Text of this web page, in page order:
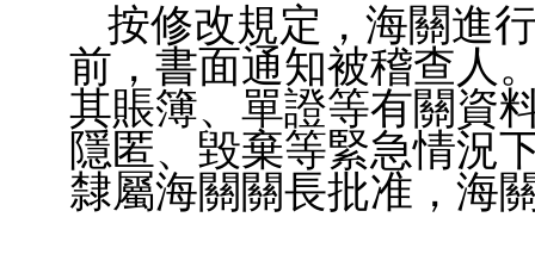
按修改規定，海關進
前，書面通知被稽查人
其賬簿、單證等有關資
隱匿、毀棄等緊急情況
隸屬海關關長批准，海